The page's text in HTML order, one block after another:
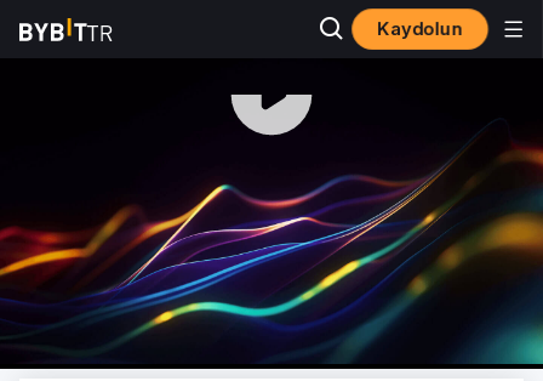
Kaydolun